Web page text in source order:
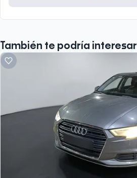
También te podría interesar